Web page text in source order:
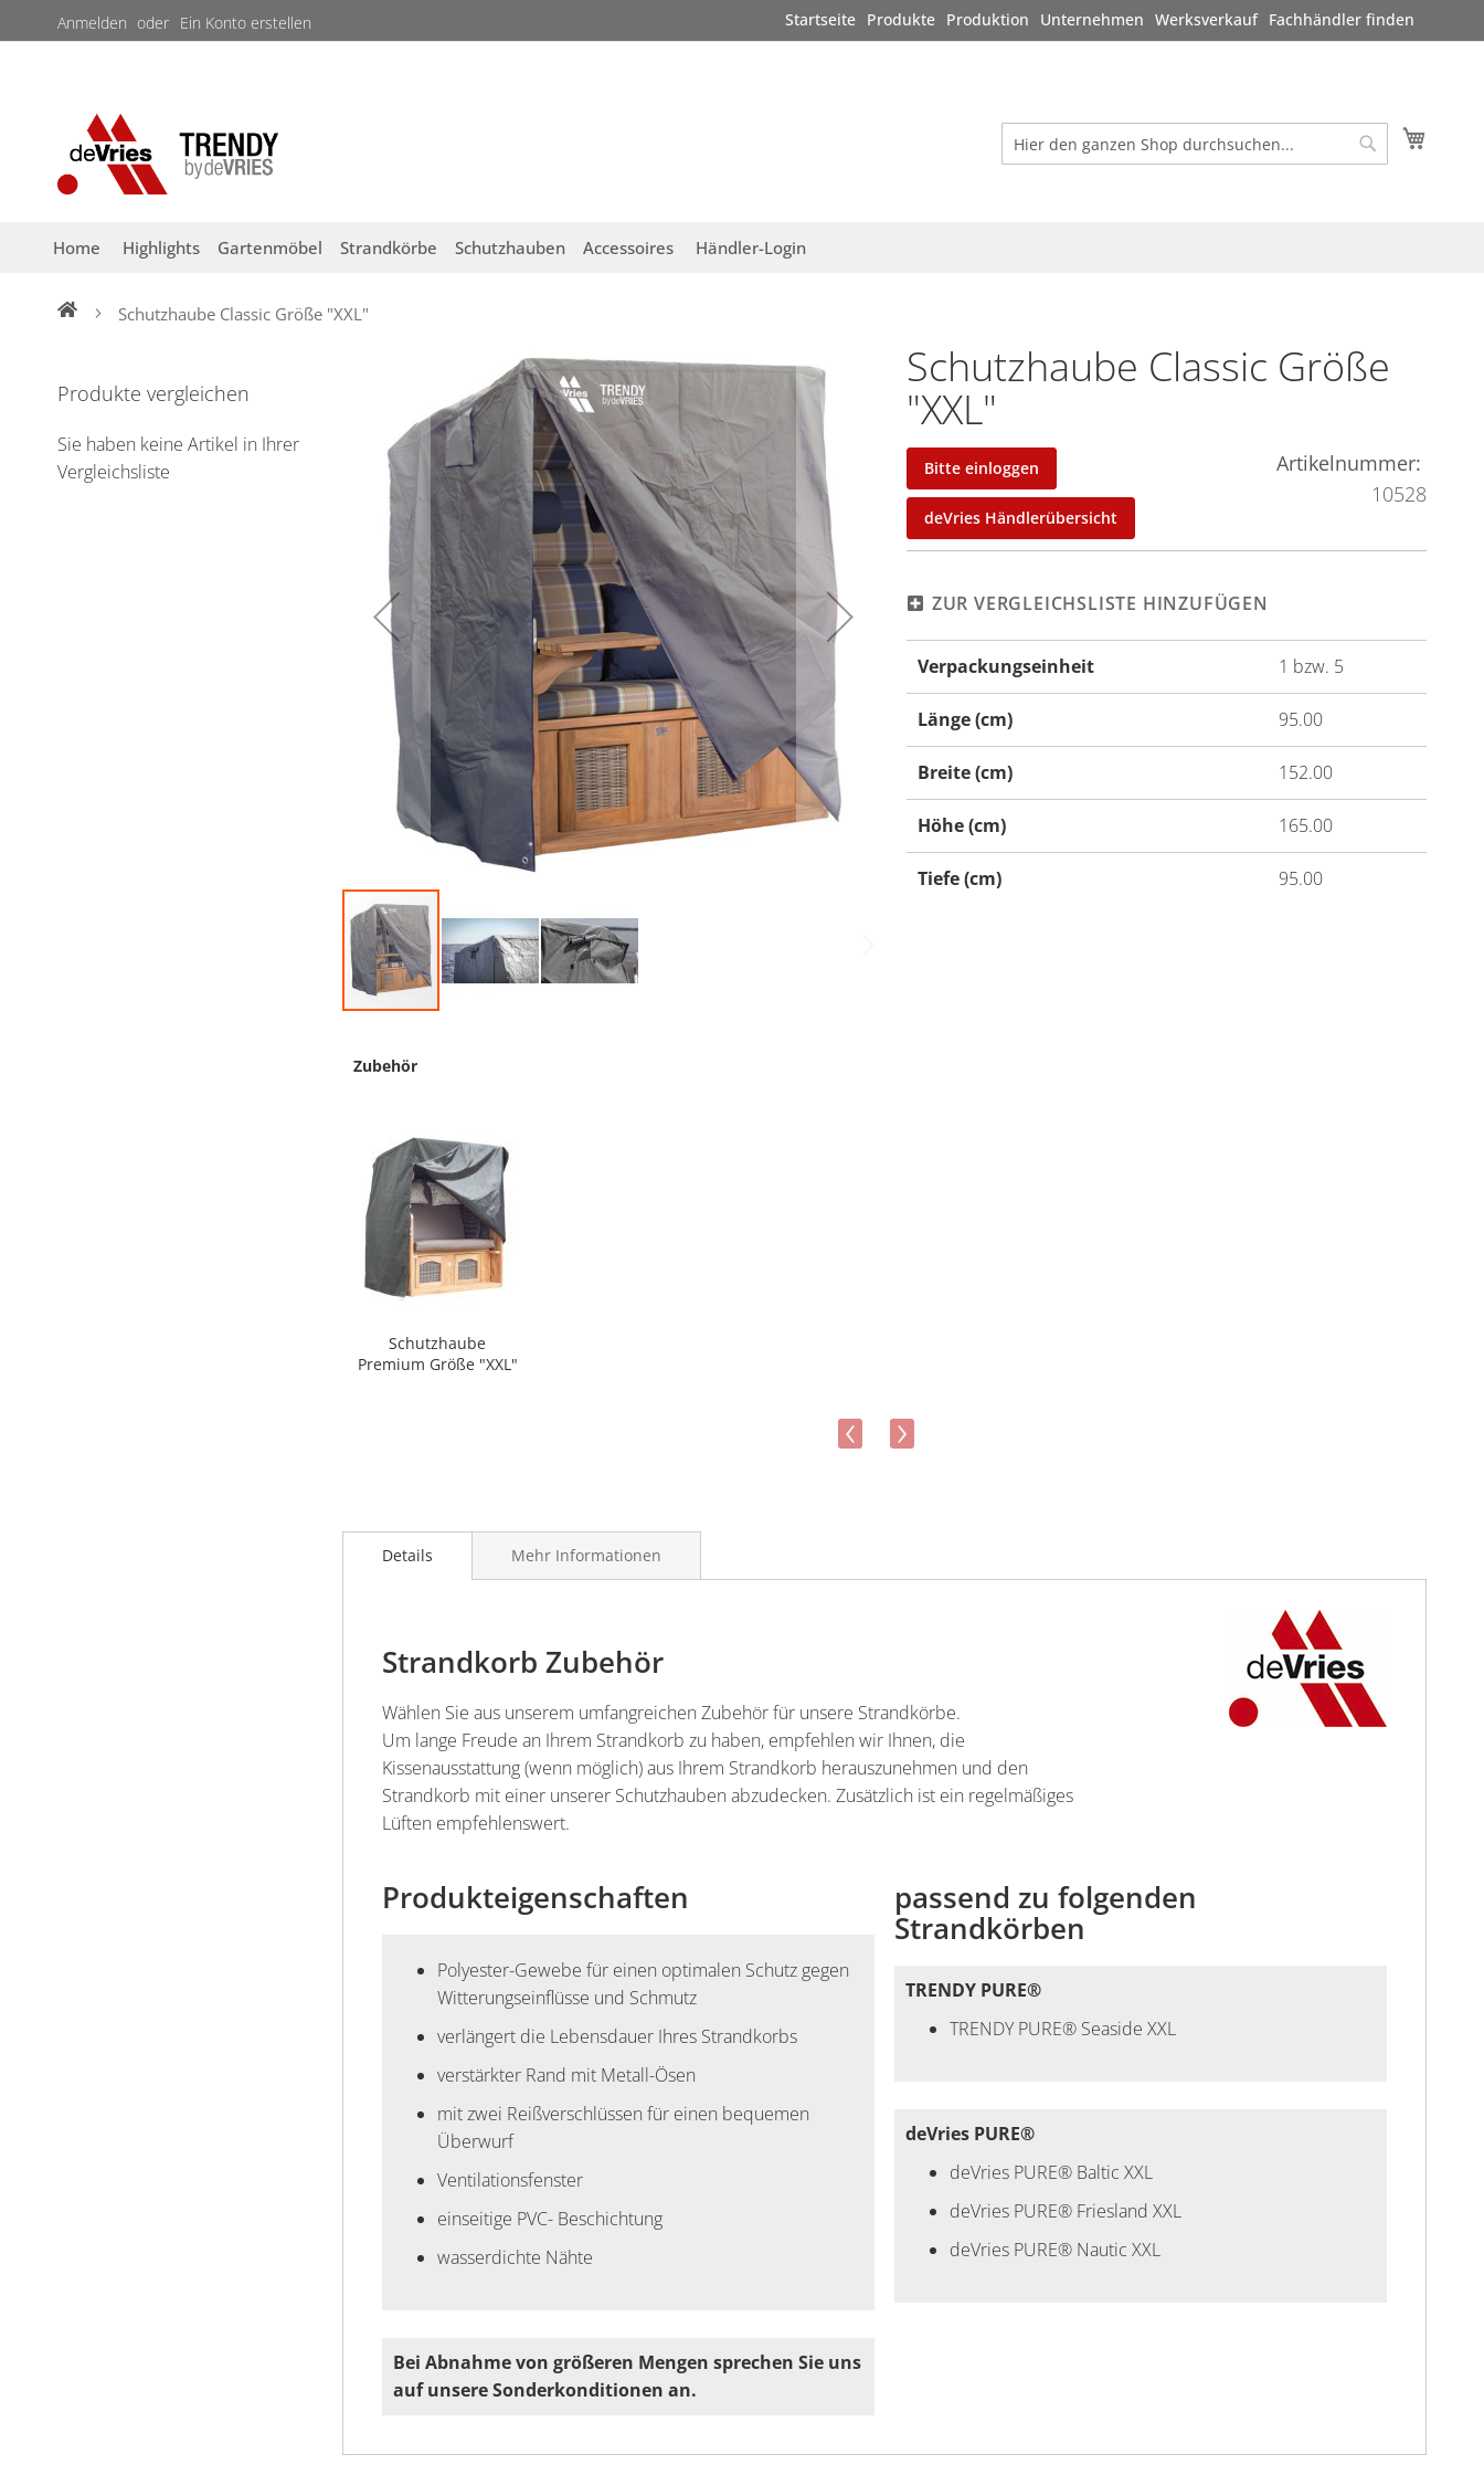
Direkt
zum
Anmelden Ein Konto erstellen Startseite Produkte Produktion Unternehmen Werksverkauf Fachhändler finden
Suche
Suche
Home Highlights Gartenmöbel Strandkörbe Schutzhauben Accessoires Händler-Login
Schutzhaube Classic Größe "XXL"
Schutzhaube Classic Größe
"XXL"
Bitte einloggen
deVries Händlerübersicht
Artikelnummer
10528
ZUR VERGLEICHSLISTE HINZUFÜGEN
Informationen
Verpackungseinheit 1 bzw. 5
Länge (cm) 95.00
Breite (cm) 152.00
Höhe (cm) 165.00
Tiefe (cm) 95.00
Bildergalerie
springen
Anfang
springen
Zubehör
Schutzhaube
Premium Größe "XXL"
‹ ›
Details
Strandkorb Zubehör
Wählen Sie aus unserem umfangreichen Zubehör für unsere Strandkörbe.
Um lange Freude an Ihrem Strandkorb zu haben, empfehlen wir Ihnen, die
Kissenausstattung (wenn möglich) aus Ihrem Strandkorb herauszunehmen und den
Strandkorb mit einer unserer Schutzhauben abzudecken. Zusätzlich ist ein regelmäßiges
Lüften empfehlenswert.
Produkteigenschaften
Polyester-Gewebe für einen optimalen Schutz gegen
Witterungseinflüsse und Schmutz
verlängert die Lebensdauer Ihres Strandkorbs
verstärkter Rand mit Metall-Ösen
mit zwei Reißverschlüssen für einen bequemen
Überwurf
Ventilationsfenster
einseitige PVC- Beschichtung
wasserdichte Nähte
Bei Abnahme von größeren Mengen sprechen Sie uns
auf unsere Sonderkonditionen an.
passend zu folgenden
Strandkörben
TRENDY PURE®
TRENDY PURE® Seaside XXL
deVries PURE®
deVries PURE® Baltic XXL
deVries PURE® Friesland XXL
deVries PURE® Nautic XXL
Mehr Informationen
Produkte vergleichen
Sie haben keine Artikel in Ihrer
Vergleichsliste